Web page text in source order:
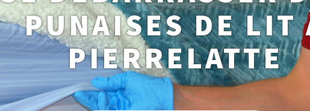
PUNAISES DE LIT
PIERRELATTE